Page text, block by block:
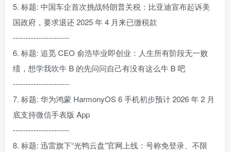
5. 标题: 中国车企首次挑战特朗普关税：比亚迪宣布起诉美
国政府，要求退还 2025 年 4 月来已缴税款
----------------------
6. 标题: 追觅 CEO 俞浩毕业即创业：人生所有阶段无一败
绩，想学我吹牛 B 的先问问自己有没有这么牛 B 吧
----------------------
7. 标题: 华为鸿蒙 HarmonyOS 6 手机初步预计 2026 年 2 月
底支持微信手表版 App
----------------------
8. 标题: 迅雷旗下“光鸭云盘”官网上线：号称免登录、不限